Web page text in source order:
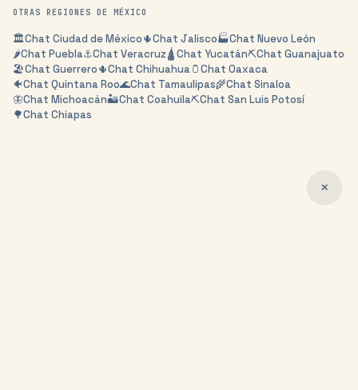
OTRAS REGIONES DE MÉXICO
🏛️Chat Ciudad de México🌵Chat Jalisco🏭Chat Nuevo León
🌶️Chat Puebla⚓Chat Veracruz🛕Chat Yucatán⛏️Chat Guanajuato
🏖️Chat Guerrero🌵Chat Chihuahua🫙Chat Oaxaca
🐠Chat Quintana Roo🌊Chat Tamaulipas🌾Chat Sinaloa
🦋Chat Michoacán🏜️Chat Coahuila⛏️Chat San Luis Potosí
🌳Chat Chiapas
✕